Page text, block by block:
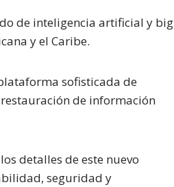
de inteligencia artificial y big
y el Caribe.
sofisticada de
de información
detalles de este nuevo
seguridad y